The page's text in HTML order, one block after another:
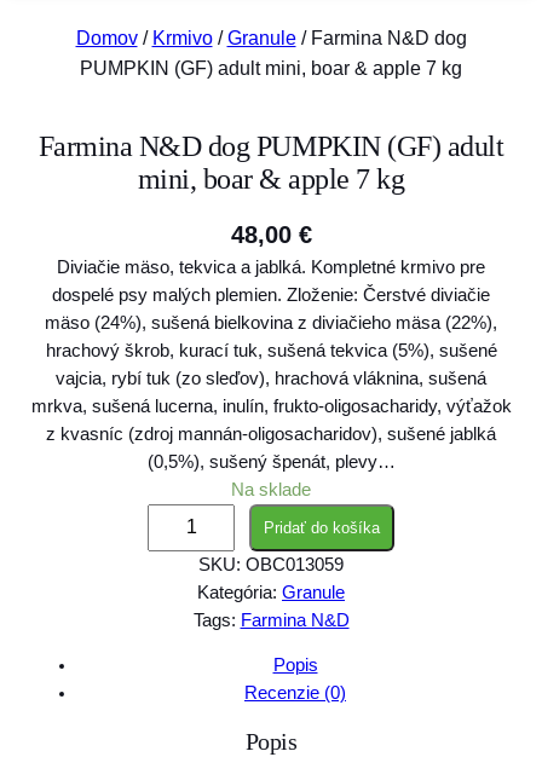
e
r
Domov/ Krmivo/Granule/ Farmina N&D dog
PUMPKIN (GF) adult mini, boar & apple 7 kg
Farmina N&D dog PUMPKIN (GF) adult
mini, boar & apple 7 kg
48,00 €
Diviačie mäso, tekvica a jablká. Kompletné krmivo pre
dospelé psy malých plemien. Zloženie: Čerstvé diviačie
mäso (24%), sušená bielkovina z diviačieho mäsa (22%),
hrachový škrob, kurací tuk, sušená tekvica (5%), sušené
vajcia, rybí tuk (zo sleďov), hrachová vláknina, sušená
mrkva, sušená lucerna, inulín, frukto-oligosacharidy, výťažok
z kvasníc (zdroj mannán-oligosacharidov), sušené jablká
(0,5%), sušený špenát, plevy…
Na sklade
Pridať do košíka
SKU: OBC013059
Kategória: Granule
Tags: Farmina N&D
Popis
Recenzie (0)
Popis